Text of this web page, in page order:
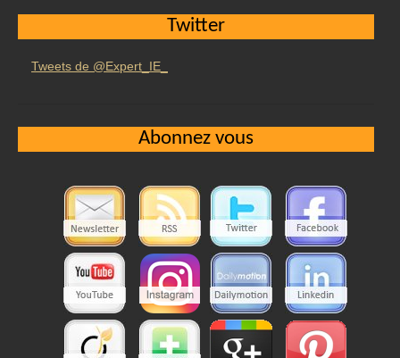
Twitter
Tweets de @Expert_IE_
Abonnez vous